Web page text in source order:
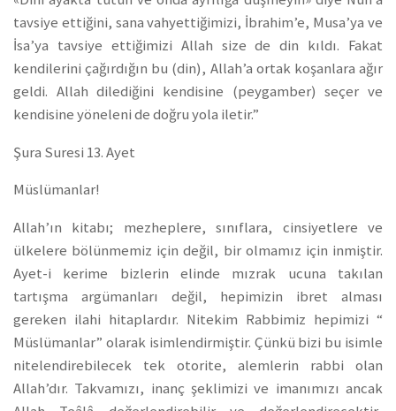
tavsiye ettiğini, sana vahyettiğimizi, İbrahim’e, Musa’ya ve
İsa’ya tavsiye ettiğimizi Allah size de din kıldı. Fakat
kendilerini çağırdığın bu (din), Allah’a ortak koşanlara ağır
geldi. Allah dilediğini kendisine (peygamber) seçer ve
kendisine yöneleni de doğru yola iletir.”
Şura Suresi 13. Ayet
Müslümanlar!
Allah’ın kitabı; mezheplere, sınıflara, cinsiyetlere ve
ülkelere bölünmemiz için değil, bir olmamız için inmiştir.
Ayet-i kerime bizlerin elinde mızrak ucuna takılan
tartışma argümanları değil, hepimizin ibret alması
gereken ilahi hitaplardır. Nitekim Rabbimiz hepimizi “
Müslümanlar” olarak isimlendirmiştir. Çünkü bizi bu isimle
nitelendirebilecek tek otorite, alemlerin rabbi olan
Allah’dır. Takvamızı, inanç şeklimizi ve imanımızı ancak